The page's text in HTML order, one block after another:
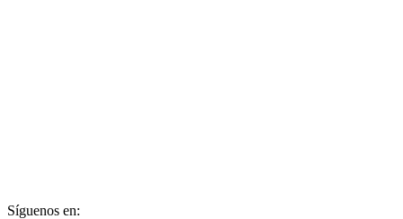
Síguenos en: